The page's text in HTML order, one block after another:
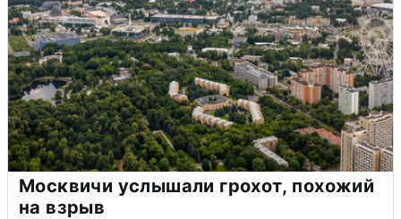
Москвичи услышали грохот, похожий
на взрыв